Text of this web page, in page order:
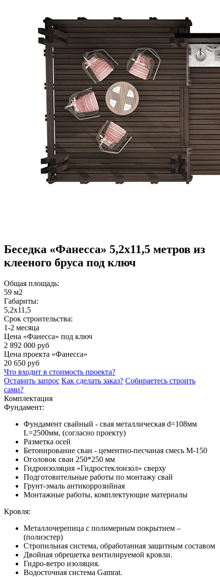
Беседка «Фанесса» 5,2x11,5 метров из
клееного бруса под ключ
Общая площадь:
59 м2
Габариты:
5,2х11,5
Срок строительства:
1-2 месяца
Цена «Фанесса» под ключ
2 892 000 руб
Цена проекта «Фанесса»
20 650 руб
Что входит в стоимость проекта?
Оставить запрос Как сделать заказ? Собираетесь строить
сами?
Комплектация
Фундамент:
Фундамент свайный - свая металлическая d=108мм
L=2500мм, (согласно проекту)
Разметка осей
Бетонирование сваи - цементно-песчаная смесь М-150
Оголовок сваи 250*250 мм
Гидроизоляция «Гидростеклоизол» сверху
Подготовительные работы по монтажу свай
Грунт-эмаль антикоррозийная
Монтажные работы, комплектующие материалы
Кровля:
Металлочерепица с полимерным покрытием –
(полиэстер)
Стропильная система, обработанная защитным составом
Двойная обрешетка вентилируемой кровли.
Гидро-ветро изоляция.
Водосточная система Gamrat.